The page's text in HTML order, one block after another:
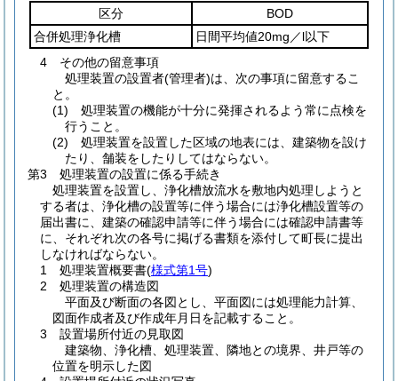
区分
BOD
合併処理浄化槽
日間平均値20mg／l以下
4 その他の留意事項
処理装置の設置者(管理者)は、次の事項に留意するこ
と。
(1) 処理装置の機能が十分に発揮されるよう常に点検を
行うこと。
(2) 処理装置を設置した区域の地表には、建築物を設け
たり、舗装をしたりしてはならない。
第3 処理装置の設置に係る手続き
処理装置を設置し、浄化槽放流水を敷地内処理しようと
する者は、浄化槽の設置等に伴う場合には浄化槽設置等の
届出書に、建築の確認申請等に伴う場合には確認申請書等
に、それぞれ次の各号に掲げる書類を添付して町長に提出
しなければならない。
1 処理装置概要書(様式第1号)
2 処理装置の構造図
平面及び断面の各図とし、平面図には処理能力計算、
図面作成者及び作成年月日を記載すること。
3 設置場所付近の見取図
建築物、浄化槽、処理装置、隣地との境界、井戸等の
位置を明示した図